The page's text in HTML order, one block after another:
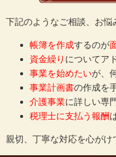
下記のようなご相談、お悩
帳簿を作成するのが
資金繰り についてア
事業を始めたいが、
事業計画書の作成を
介護事業に詳しい専
税理士に支払う報酬
親切、丁寧な対応を心がけ